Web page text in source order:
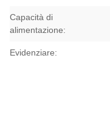
Capacità di
alimentazione:
Evidenziare: